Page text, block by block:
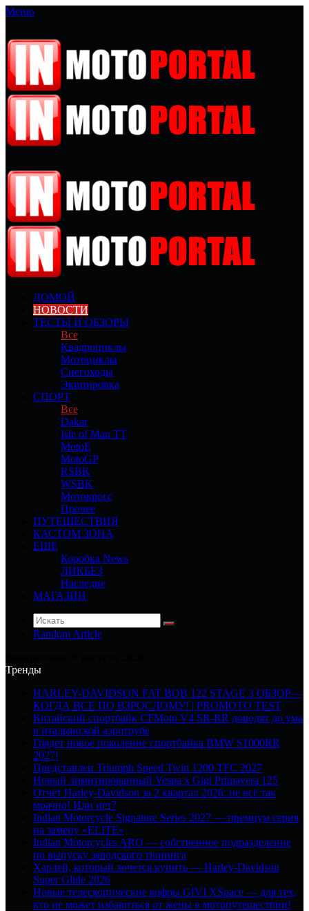
Меню
ДОМОЙ
НОВОСТИ
ТЕСТЫ И ОБЗОРЫ
Все
Квадроциклы
Мотоциклы
Снегоходы
Экипировка
СПОРТ
Все
Dakar
Isle of Man TT
MotoE
MotoGP
RSBK
WSBK
Мотокросс
Прочее
ПУТЕШЕСТВИЯ
КАСТОМ ЗОНА
ЕЩЕ
Коробка News
ЛИКБЕЗ
Наследие
МАГАЗИН
Random Article
Тренды
HARLEY-DAVIDSON FAT BOB 122 STAGE 3 ОБЗОР—
КОГДА ВСЕ ПО ВЗРОСЛОМУ! | PROMOTO TEST
Китайский спортбайк CFMoto V4 SR-RR доводят до ума
в итальянской аэротрубе
Грядет новое поколение спортбайка BMW S1000RR
2027!
Представлен Triumph Speed Twin 1200 TFC 2027
Новый лимитированный Vespa x Gigi Primavera 125
Отчёт Harley-Davidson за 2 квартал 2026: не всё так
мрачно! Или нет?
Indian Motorcycle Signature Series 2027 — премиум серия
на замену «ELITE»
Indian Motorcycles ARO — собственное подразделение
по выпуску заводского тюнинга
Харлей, который хочется купить — Harley-Davidson
Super Glide 2026
Новые телескопические кофры GIVI XSpace — для тех,
кто не может избавиться от жены в мотопутешествии!